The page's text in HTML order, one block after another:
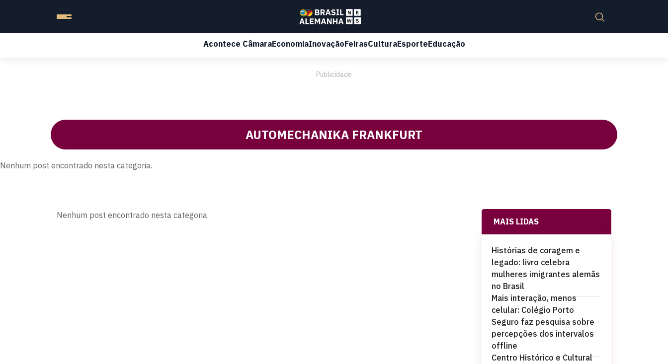
Acontece CâmaraEconomiaInovaçãoFeirasCulturaEsporteEducação
Publicidade
AUTOMECHANIKA FRANKFURT
Nenhum post encontrado nesta categoria.
Nenhum post encontrado nesta categoria.
MAIS LIDAS
Histórias de coragem e
legado: livro celebra
mulheres imigrantes alemãs
no Brasil
Mais interação, menos
celular: Colégio Porto
Seguro faz pesquisa sobre
percepções dos intervalos
offline
Centro Histórico e Cultural